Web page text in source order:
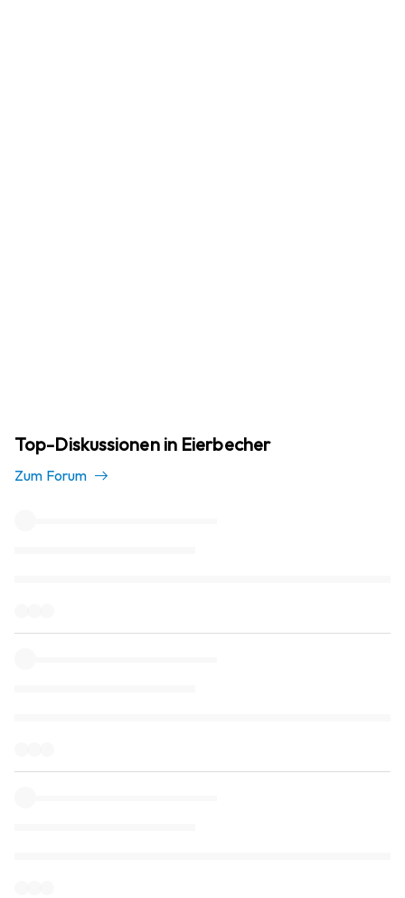
Top-Diskussionen in Eierbecher
Zum Forum